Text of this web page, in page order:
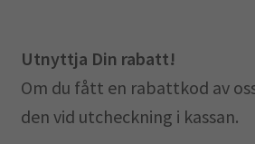
Utnyttja Din rabatt!
Om du fått en rabattkod av
den vid utcheckning i kassan.